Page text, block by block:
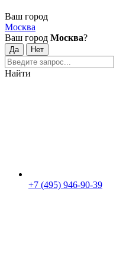
Ваш город
Москва
Ваш город Москва?
Найти
+7 (495) 946-90-39